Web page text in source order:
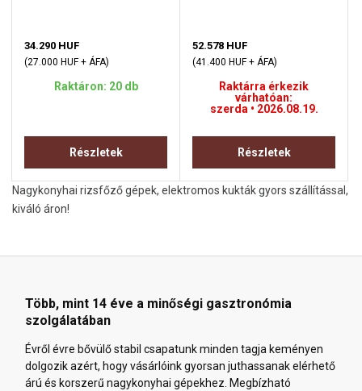
34.290 HUF
(27.000 HUF + ÁFA)
Raktáron: 20 db
Részletek
52.578 HUF
(41.400 HUF + ÁFA)
Raktárra érkezik
várhatóan:
szerda • 2026.08.19.
Részletek
Nagykonyhai rizsfőző gépek, elektromos kukták gyors szállítással,
kiváló áron!
Több, mint 14 éve a minőségi gasztronómia
szolgálatában
Évről évre bővülő stabil csapatunk minden tagja keményen
dolgozik azért, hogy vásárlóink gyorsan juthassanak elérhető
árú és korszerű nagykonyhai gépekhez. Megbízható